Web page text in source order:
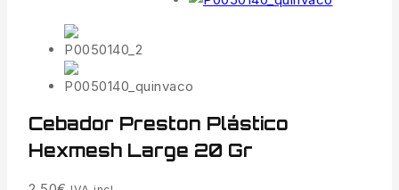
Cebador Preston Plástico
Hexmesh Large 20 Gr